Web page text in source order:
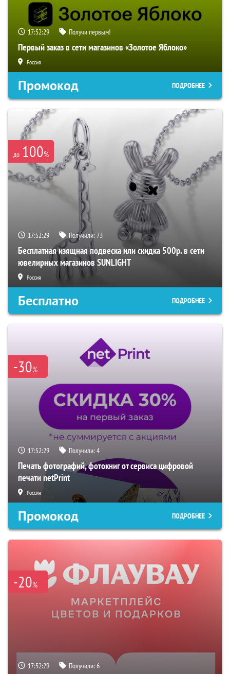
17:52:28 Получи первым!
Первый заказ в сети магазинов «Золотое Яблоко»
Россия
Промокод ПОДРОБНЕЕ
до 100%
17:52:28 Получили:73
Бесплатная изящная подвеска или скидка 500р. в сети
ювелирных магазинов SUNLIGHT
Россия
Бесплатно ПОДРОБНЕЕ
-30%
17:52:28 Получили:4
Печать фотографий, фотокниг от сервиса цифровой
печати netPrint
Россия
Промокод ПОДРОБНЕЕ
-20%
17:52:28 Получили:6